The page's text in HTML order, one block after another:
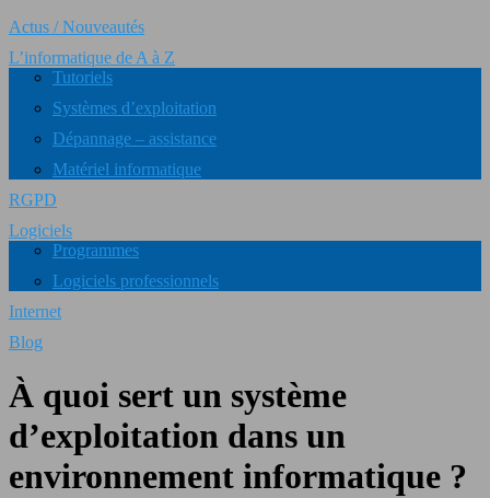
Actus / Nouveautés
L’informatique de A à Z
Tutoriels
Systèmes d’exploitation
Dépannage – assistance
Matériel informatique
RGPD
Logiciels
Programmes
Logiciels professionnels
Internet
Blog
À quoi sert un système
d’exploitation dans un
environnement informatique ?